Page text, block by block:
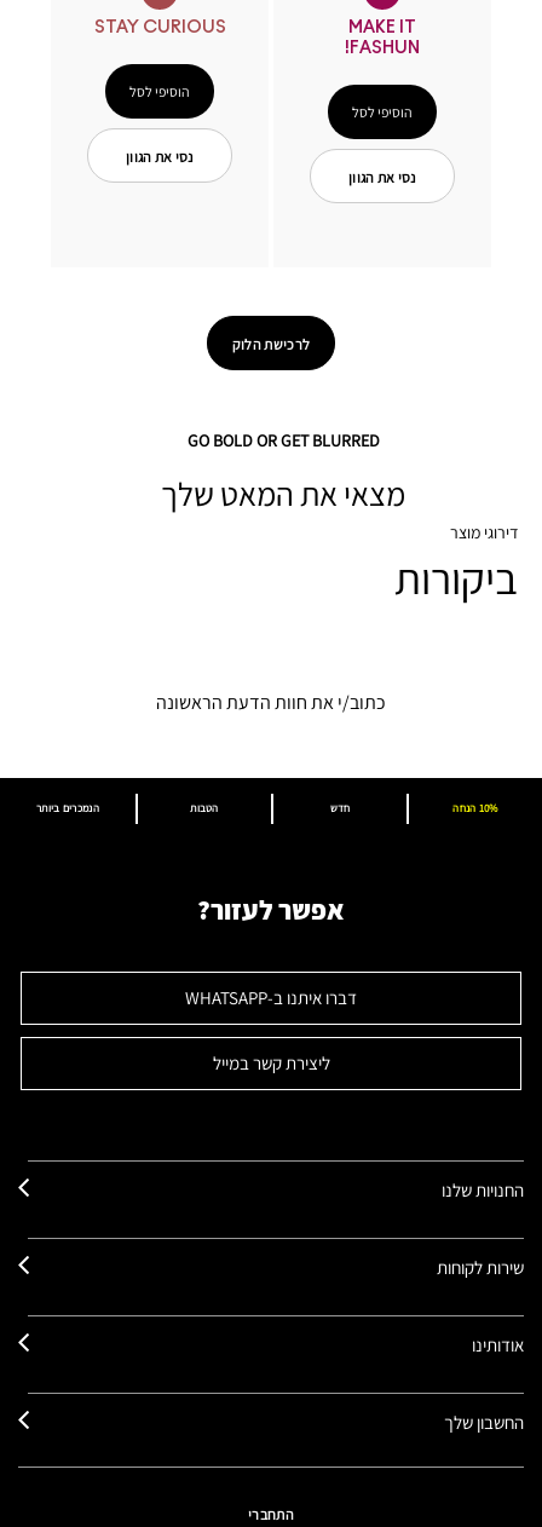
STAY CURIOUS
הוסיפי לסל
נסי את הגוון
MAKE IT
FASHUN!
הוסיפי לסל
נסי את הגוון
לרכישת הלוק
GO BOLD OR GET BLURRED
מצאי את המאט שלך
דירוגי מוצר
ביקורות
כתוב/י את חוות הדעת הראשונה
הנמכרים ביותר הטבות חדש 10% הנחה
אפשר לעזור?
דברו איתנו ב-WHATSAPP
ליצירת קשר במייל
החנויות שלנו
שירות לקוחות
אודותינו
החשבון שלך
התחברי